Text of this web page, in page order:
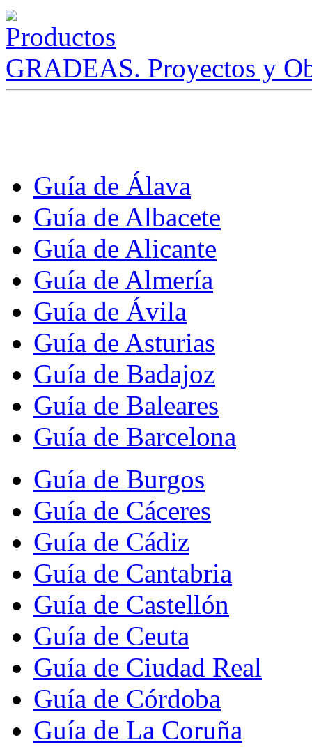
GRADEAS. Proyectos y
Guía de Álava
Guía de Albacete
Guía de Alicante
Guía de Almería
Guía de Ávila
Guía de Asturias
Guía de Badajoz
Guía de Baleares
Guía de Barcelona
Guía de Burgos
Guía de Cáceres
Guía de Cádiz
Guía de Cantabria
Guía de Castellón
Guía de Ceuta
Guía de Ciudad Real
Guía de Córdoba
Guía de La Coruña